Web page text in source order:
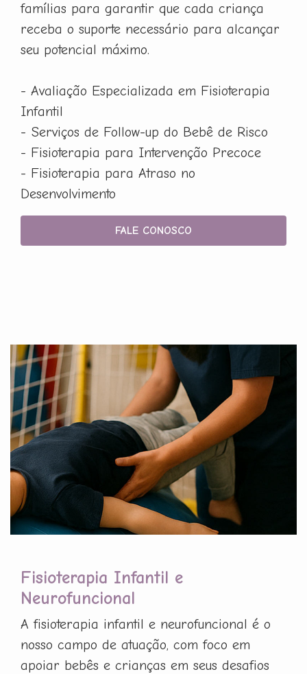
famílias para garantir que cada criança
receba o suporte necessário para alcançar
seu potencial máximo.
- Avaliação Especializada em Fisioterapia
Infantil
- Serviços de Follow-up do Bebê de Risco
- Fisioterapia para Intervenção Precoce
- Fisioterapia para Atraso no
Desenvolvimento
FALE CONOSCO
Fisioterapia Infantil e
Neurofuncional
A fisioterapia infantil e neurofuncional é o
nosso campo de atuação, com foco em
apoiar bebês e crianças em seus desafios